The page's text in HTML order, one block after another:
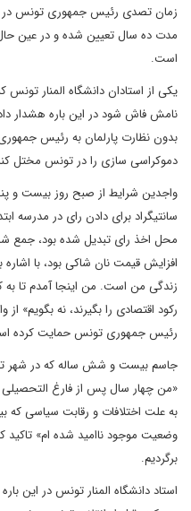
زمان تصدی رئیس جمهوری تونس در
مدت ده سال تعیین شده و در عین
است.
یکی از استادان دانشگاه المنار
نامش فاش شود در این باره هشدار
بدون نظارت پارلمان به رئیس
دموکراسی سازی را در تونس مختل
واجدین شرایط از صبح روز بیست و
سانتیگراد برای دادن رای در مدرسه
محل اخذ رای تبدیل شده بود، جمع
افزایش قیمت نان شاکی بود،‌ با
زندگی من است. من اینجا آمدم تا به
رکود اقتصادی را بگیرند، ‌نه بگویم»‌
رئیس جمهوری تونس حمایت کرده
جاسم بیست و شش ساله که در شهر
«من چهار سال پس از فارغ التحصیلی
به علت اختلافات و رقابت سیاسی که
وضعیت موجود ناامید شده ام» ‌تاکید
برگردیم.
استاد دانشگاه المنار تونس در این